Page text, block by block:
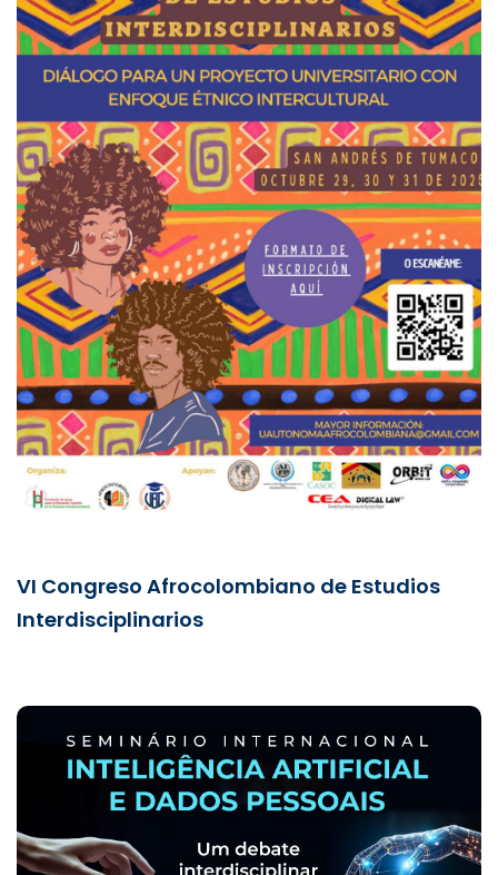
VI Congreso Afrocolombiano de Estudios
Interdisciplinarios